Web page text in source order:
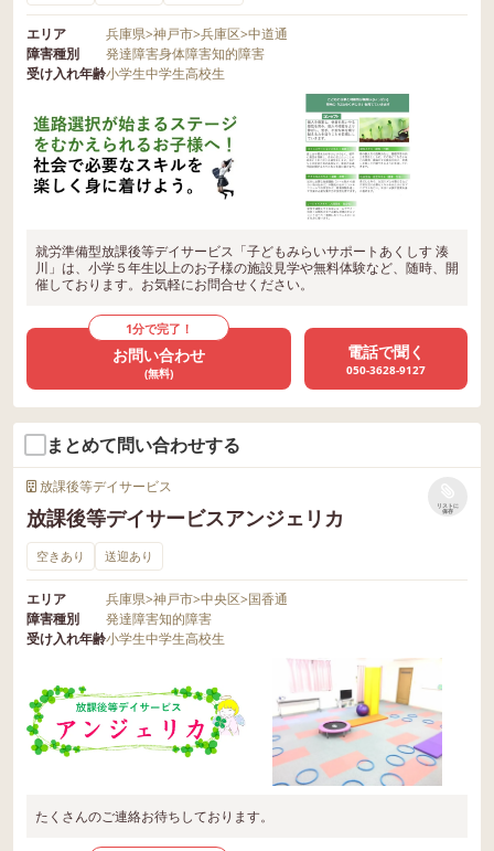
エリア 兵庫県>神戸市>兵庫区>中道通
障害種別
発達障害身体障害知的障害
受け入れ年齢小学生中学生高校生
就労準備型放課後等デイサービス「子どもみらいサポートあくしす 湊
川」は、小学５年生以上のお子様の施設見学や無料体験など、随時、開
催しております。お気軽にお問合せください。
1分で完了！
お問い合わせ
(無料)
電話で聞く
050-3628-9127
まとめて問い合わせする
放課後等デイサービス
放課後等デイサービスアンジェリカ
リストに
保存
空きあり 送迎あり
エリア 兵庫県>神戸市>中央区>国香通
障害種別
発達障害知的障害
受け入れ年齢小学生中学生高校生
たくさんのご連絡お待ちしております。